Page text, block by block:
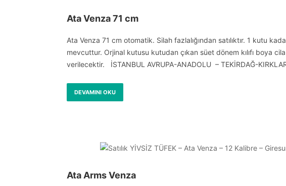
Ata Venza 71 cm
Ata Venza 71 cm otomatik. Silah fazlalığından satılıktır. 1 kutu
mevcuttur. Orjinal kutusu kutudan çıkan süet dönem kılıfı boya
verilecektir. İSTANBUL AVRUPA-ANADOLU – TEKİRDAĞ-
DEVAMINI OKU
Ata Arms Venza